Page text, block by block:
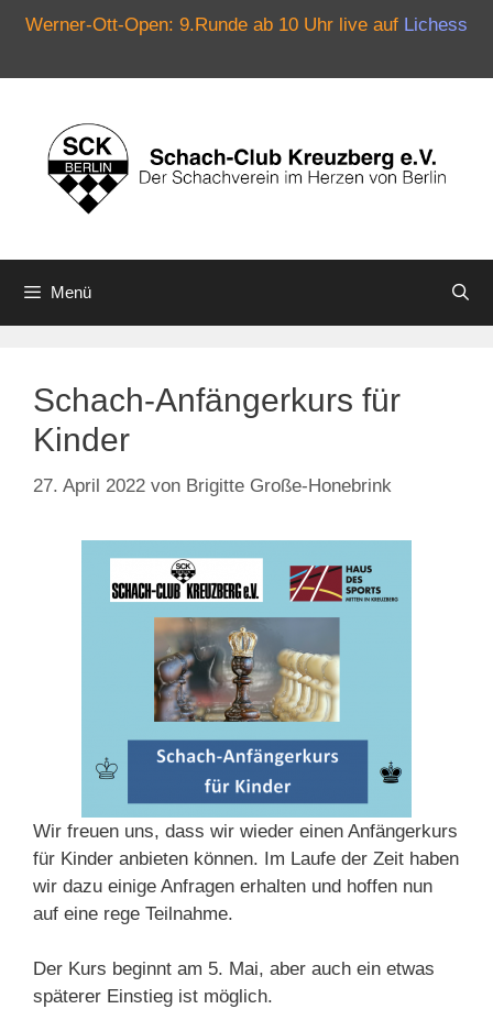
Werner-Ott-Open: 9.Runde ab 10 Uhr live auf Lichess
springen
Menü
Schach-Anfängerkurs für
Kinder
27. April 2022 von Brigitte Große-Honebrink
Wir freuen uns, dass wir wieder einen Anfängerkurs
für Kinder anbieten können. Im Laufe der Zeit haben
wir dazu einige Anfragen erhalten und hoffen nun
auf eine rege Teilnahme.
Der Kurs beginnt am 5. Mai, aber auch ein etwas
späterer Einstieg ist möglich.